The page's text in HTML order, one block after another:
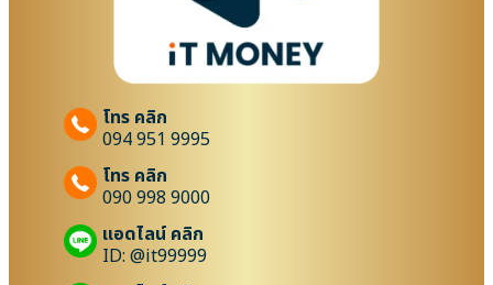
โทร คลิก
094 951 9995
โทร คลิก
090 998 9000
แอดไลน์ คลิก
ID: @it99999